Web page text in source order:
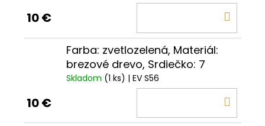
10 €
Farba: zvetlozelená, Materiál:
brezové drevo, Srdiečko: 7
Skladom (1 ks) | EV S56
10 €